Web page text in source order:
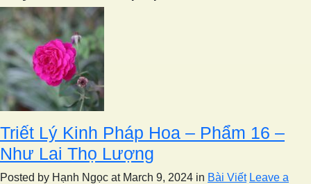
Triết Lý Kinh Pháp Hoa – Phẩm 16 –
Như Lai Thọ Lượng
Posted by Hạnh Ngọc at March 9, 2024 in Bài Viết Leave a